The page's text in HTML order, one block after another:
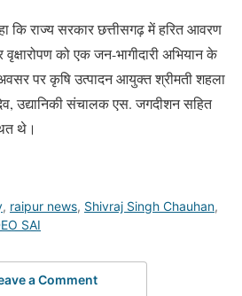
कि राज्य सरकार छत्तीसगढ़ में हरित आवरण
को एक जन-भागीदारी अभियान के
पर कृषि उत्पादन आयुक्त श्रीमती शहला
उद्यानिकी संचालक एस. जगदीशन सहित
थे।
, raipur news, Shivraj Singh Chauhan,
SAI
a Comment